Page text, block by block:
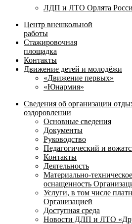
ЛДП и ЛТО Орлята
Центр внешкольной
работы
Стажировочная
площадка
Контакты
Движение детей и молодёжи
«Движение первых»
«Юнармия»
Сведения об организации
оздоровлении
Основные сведения
Документы
Руководство
Педагогический и
Контакты
Деятельность
Материально-
оснащенность
Услуги, в том числе
Организацией
Доступная среда
Новости ДЛП и ЛТО